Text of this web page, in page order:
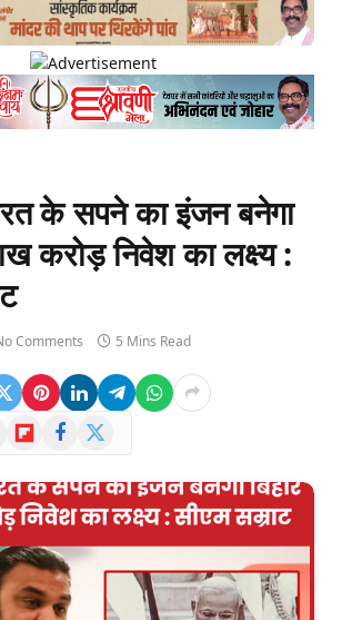
के सपने का इंजन बनेगा
करोड़ निवेश का लक्ष्य :
Comments 5 Mins Read
FlipboardFacebook